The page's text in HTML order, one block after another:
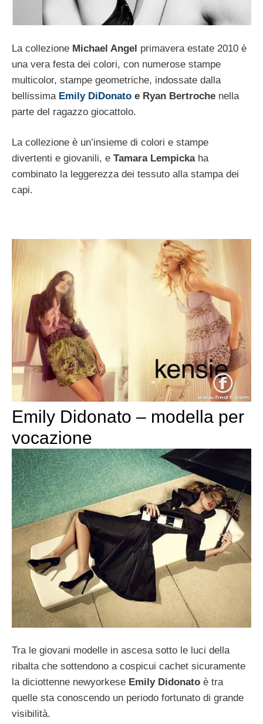
La collezione Michael Angel primavera estate 2010 è
una vera festa dei colori, con numerose stampe
multicolor, stampe geometriche, indossate dalla
bellissima Emily DiDonato e Ryan Bertroche nella
parte del ragazzo giocattolo.
La collezione è un’insieme di colori e stampe
divertenti e giovanili, e Tamara Lempickaha
combinato la leggerezza dei tessuto alla stampa dei
capi.
Emily Didonato – modella per
vocazione
Tra le giovani modelle in ascesa sotto le luci della
ribalta che sottendono a cospicui cachet sicuramente
la diciottenne newyorkese Emily Didonato è tra
quelle sta conoscendo un periodo fortunato di grande
visibilità.